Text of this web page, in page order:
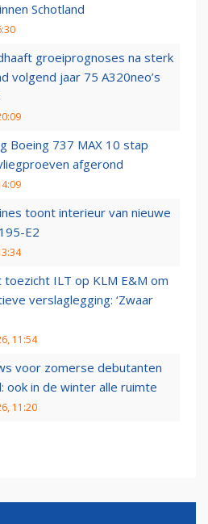
Schotland
groeiprognoses na sterk
volgend jaar 75 A320neo’s
Boeing 737 MAX 10 stap
afgerond
toont interieur van nieuwe
E2
ILT op KLM E&M om
verslaglegging: ‘Zwaar
11:54
voor zomerse debutanten
ook in de winter alle ruimte
11:20